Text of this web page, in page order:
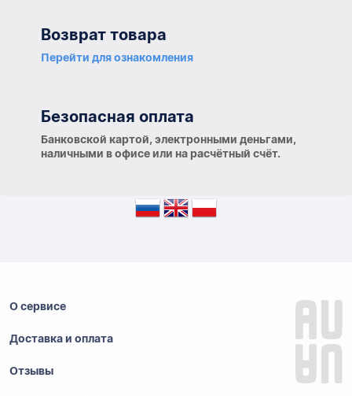
Возврат товара
Перейти для ознакомления
Безопасная оплата
Банковской картой, электронными деньгами,
наличными в офисе или на расчётный счёт.
О сервисе
Доставка и оплата
Отзывы